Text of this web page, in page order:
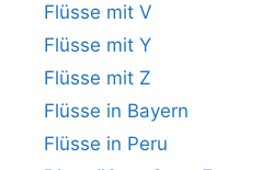
Flüsse mit V
Flüsse mit Y
Flüsse mit Z
Flüsse in Bayern
Flüsse in Peru